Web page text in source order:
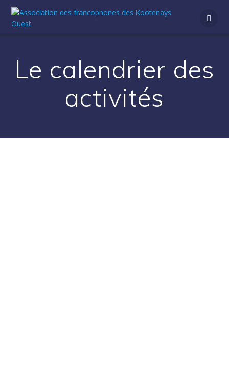
au
Le calendrier des
activités